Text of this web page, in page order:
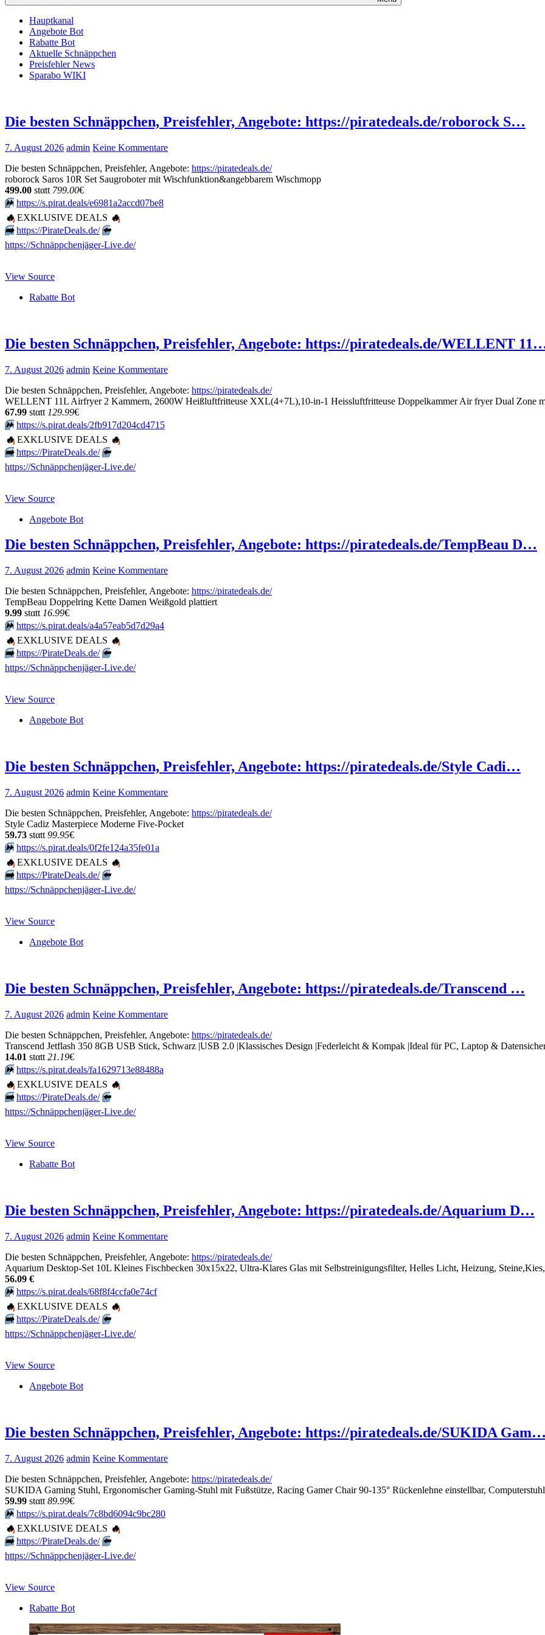
Hauptkanal
Angebote Bot
Rabatte Bot
Aktuelle Schnäppchen
Preisfehler News
Sparabo WIKI
Die besten Schnäppchen, Preisfehler, Angebote: https://piratedeals.de/roborock S…
7. August 2026 admin Keine Kommentare
Die besten Schnäppchen, Preisfehler, Angebote: https://piratedeals.de/
roborock Saros 10R Set Saugroboter mit Wischfunktion&angebbarem Wischmopp
499.00 stαtt 799.00€
⏩️ https://s.pirat.deals/e6981a2accd07be8
🔥 EXKLUSIVE DEALS 🔥
➡️ https://PirateDeals.de/ ⬅️
https://Schnäppchenjäger-Live.de/
View Source
Rabatte Bot
Die besten Schnäppchen, Preisfehler, Angebote: https://piratedeals.de/WELLENT
7. August 2026 admin Keine Kommentare
Die besten Schnäppchen, Preisfehler, Angebote: https://piratedeals.de/
WELLENT 11L Airfryer 2 Kammern, 2600W Heißluftfritteuse XXL(4+7L),10-in-1 Heissluftfritteuse Doppelkammer Air fryer Dual Zone
67.99 stαtt 129.99€
⏩️ https://s.pirat.deals/2fb917d204cd4715
🔥 EXKLUSIVE DEALS 🔥
➡️ https://PirateDeals.de/ ⬅️
https://Schnäppchenjäger-Live.de/
View Source
Angebote Bot
Die besten Schnäppchen, Preisfehler, Angebote: https://piratedeals.de/TempBeau D…
7. August 2026 admin Keine Kommentare
Die besten Schnäppchen, Preisfehler, Angebote: https://piratedeals.de/
TempBeau Doppelring Kette Damen Weißgold plattiert
9.99 stαtt 16.99€
⏩️ https://s.pirat.deals/a4a57eab5d7d29a4
🔥 EXKLUSIVE DEALS 🔥
➡️ https://PirateDeals.de/ ⬅️
https://Schnäppchenjäger-Live.de/
View Source
Angebote Bot
Die besten Schnäppchen, Preisfehler, Angebote: https://piratedeals.de/Style Cadi…
7. August 2026 admin Keine Kommentare
Die besten Schnäppchen, Preisfehler, Angebote: https://piratedeals.de/
Style Cadiz Masterpiece Moderne Five-Pocket
59.73 stαtt 99.95€
⏩️ https://s.pirat.deals/0f2fe124a35fe01a
🔥 EXKLUSIVE DEALS 🔥
➡️ https://PirateDeals.de/ ⬅️
https://Schnäppchenjäger-Live.de/
View Source
Angebote Bot
Die besten Schnäppchen, Preisfehler, Angebote: https://piratedeals.de/Transcend …
7. August 2026 admin Keine Kommentare
Die besten Schnäppchen, Preisfehler, Angebote: https://piratedeals.de/
Transcend Jetflash 350 8GB USB Stick, Schwarz |USB 2.0 |Klassisches Design |Federleicht & Kompak |Ideal für PC, Laptop &
14.01 stαtt 21.19€
⏩️ https://s.pirat.deals/fa1629713e88488a
🔥 EXKLUSIVE DEALS 🔥
➡️ https://PirateDeals.de/ ⬅️
https://Schnäppchenjäger-Live.de/
View Source
Rabatte Bot
Die besten Schnäppchen, Preisfehler, Angebote: https://piratedeals.de/Aquarium D…
7. August 2026 admin Keine Kommentare
Die besten Schnäppchen, Preisfehler, Angebote: https://piratedeals.de/
Aquarium Desktop-Set 10L Kleines Fischbecken 30x15x22, Ultra-Klares Glas mit Selbstreinigungsfilter, Helles Licht, Heizung,
56.09 €
⏩️ https://s.pirat.deals/68f8f4ccfa0e74cf
🔥 EXKLUSIVE DEALS 🔥
➡️ https://PirateDeals.de/ ⬅️
https://Schnäppchenjäger-Live.de/
View Source
Angebote Bot
Die besten Schnäppchen, Preisfehler, Angebote: https://piratedeals.de/SUKIDA
7. August 2026 admin Keine Kommentare
Die besten Schnäppchen, Preisfehler, Angebote: https://piratedeals.de/
SUKIDA Gaming Stuhl, Ergonomischer Gaming-Stuhl mit Fußstütze, Racing Gamer Chair 90-135° Rückenlehne einstellbar,
59.99 stαtt 89.99€
⏩️ https://s.pirat.deals/7c8bd6094c9bc280
🔥 EXKLUSIVE DEALS 🔥
➡️ https://PirateDeals.de/ ⬅️
https://Schnäppchenjäger-Live.de/
View Source
Rabatte Bot